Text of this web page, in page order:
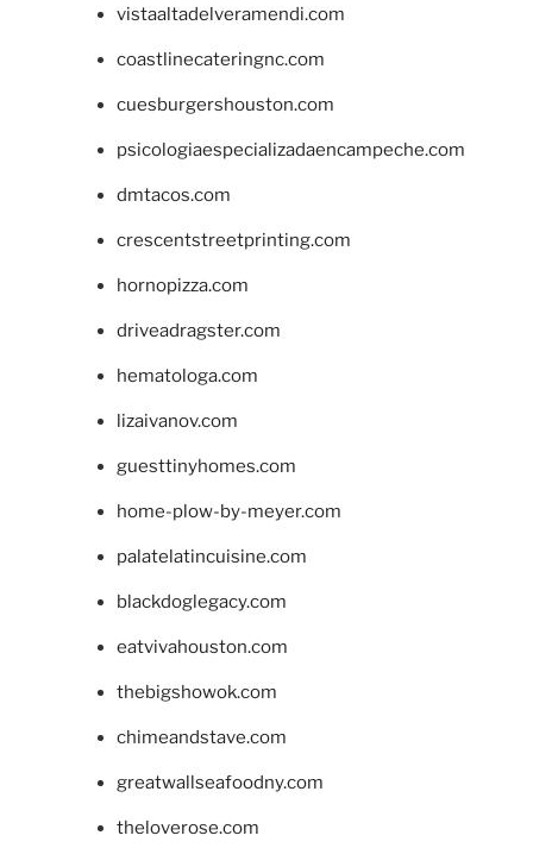
vistaaltadelveramendi.com
coastlinecateringnc.com
cuesburgershouston.com
psicologiaespecializadaencampeche.com
dmtacos.com
crescentstreetprinting.com
hornopizza.com
driveadragster.com
hematologa.com
lizaivanov.com
guesttinyhomes.com
home-plow-by-meyer.com
palatelatincuisine.com
blackdoglegacy.com
eatvivahouston.com
thebigshowok.com
chimeandstave.com
greatwallseafoodny.com
theloverose.com